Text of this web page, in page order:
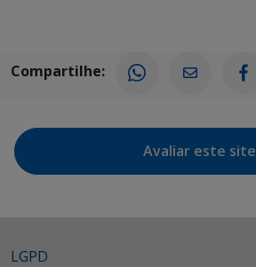
Compartilhe:
Avaliar este site
LGPD